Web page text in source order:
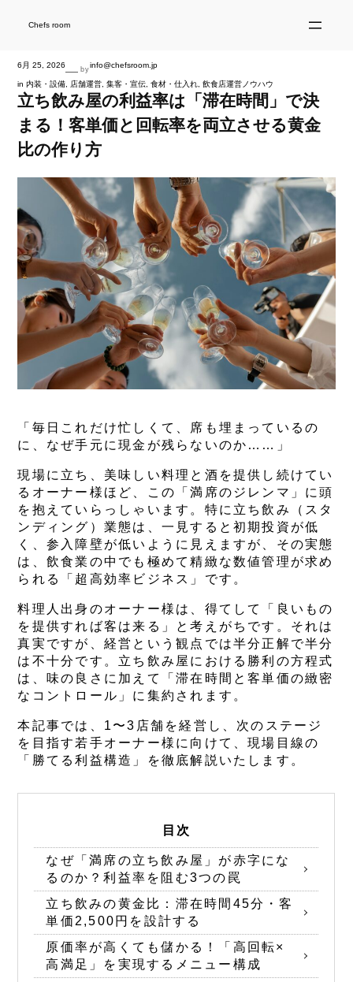
Chefs room
6月 25, 2026— byinfo@chefsroom.jp
in内装・設備 店舗運営 , 集客・宣伝 , 食材・仕入れ , 飲食店運営ノウハウ
立ち飲み屋の利益率は「滞在時間」で決
まる！客単価と回転率を両立させる黄金
比の作り方
「毎日これだけ忙しくて、席も埋まっているの
に、なぜ手元に現金が残らないのか……」
現場に立ち、美味しい料理と酒を提供し続けてい
るオーナー様ほど、この「満席のジレンマ」に頭
を抱えていらっしゃいます。特に立ち飲み（スタ
ンディング）業態は、一見すると初期投資が低
く、参入障壁が低いように見えますが、その実態
は、飲食業の中でも極めて精緻な数値管理が求め
られる「超高効率ビジネス」です。
料理人出身のオーナー様は、得てして「良いもの
を提供すれば客は来る」と考えがちです。それは
真実ですが、経営という観点では半分正解で半分
は不十分です。立ち飲み屋における勝利の方程式
は、味の良さに加えて「滞在時間と客単価の緻密
なコントロール」に集約されます。
本記事では、1〜3店舗を経営し、次のステージ
を目指す若手オーナー様に向けて、現場目線の
「勝てる利益構造」を徹底解説いたします。
目次
なぜ「満席の立ち飲み屋」が赤字にな
るのか？利益率を阻む3つの罠
立ち飲みの黄金比：滞在時間45分・客
単価2,500円を設計する
原価率が高くても儲かる！「高回転×
高満足」を実現するメニュー構成